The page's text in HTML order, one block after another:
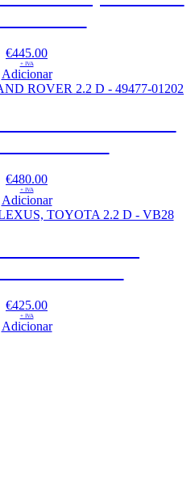
€445.00
+ IVA
Adicionar
€480.00
+ IVA
Adicionar
€425.00
+ IVA
Adicionar